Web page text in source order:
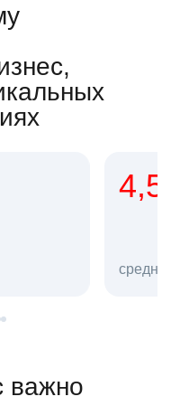
**
в hh.ru
важно